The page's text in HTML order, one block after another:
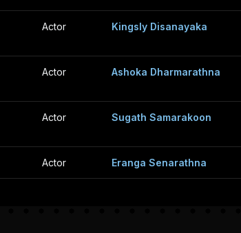
Actor Kingsly Disanayaka
Actor Ashoka Dharmarathna
Actor Sugath Samarakoon
Actor Eranga Senarathna